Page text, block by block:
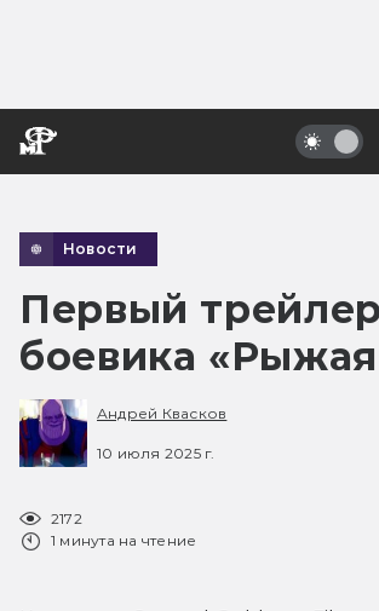
Новости
Первый трейлер
боевика
Андрей Квасков
10 июля 2025 г.
2172
1 минута на чтение